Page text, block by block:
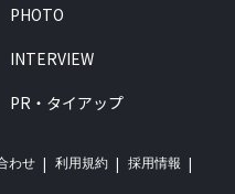
PHOTO
INTERVIEW
PR・タイアップ
わせ 利用規約 採用情報